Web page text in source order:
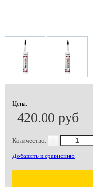
Цена:
420.00 руб
Количество: -
Добавить к сравнению